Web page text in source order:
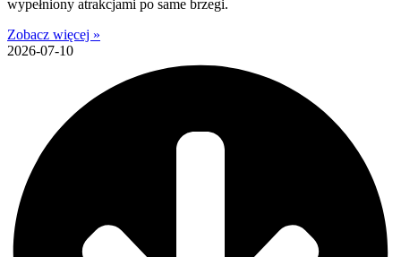
wypełniony atrakcjami po same brzegi.
Zobacz więcej »
2026-07-10